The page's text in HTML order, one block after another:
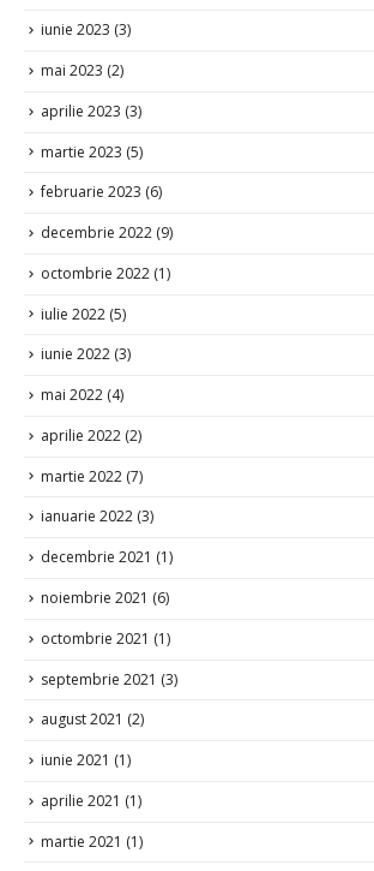
iunie 2023 (3)
mai 2023 (2)
aprilie 2023 (3)
martie 2023 (5)
februarie 2023 (6)
decembrie 2022 (9)
octombrie 2022 (1)
iulie 2022 (5)
iunie 2022 (3)
mai 2022 (4)
aprilie 2022 (2)
martie 2022 (7)
ianuarie 2022 (3)
decembrie 2021 (1)
noiembrie 2021 (6)
octombrie 2021 (1)
septembrie 2021 (3)
august 2021 (2)
iunie 2021 (1)
aprilie 2021 (1)
martie 2021 (1)